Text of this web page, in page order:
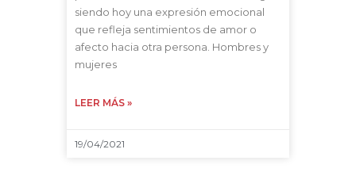
siendo hoy una expresión emocional
que refleja sentimientos de amor o
afecto hacia otra persona. Hombres y
mujeres
LEER MÁS »
19/04/2021